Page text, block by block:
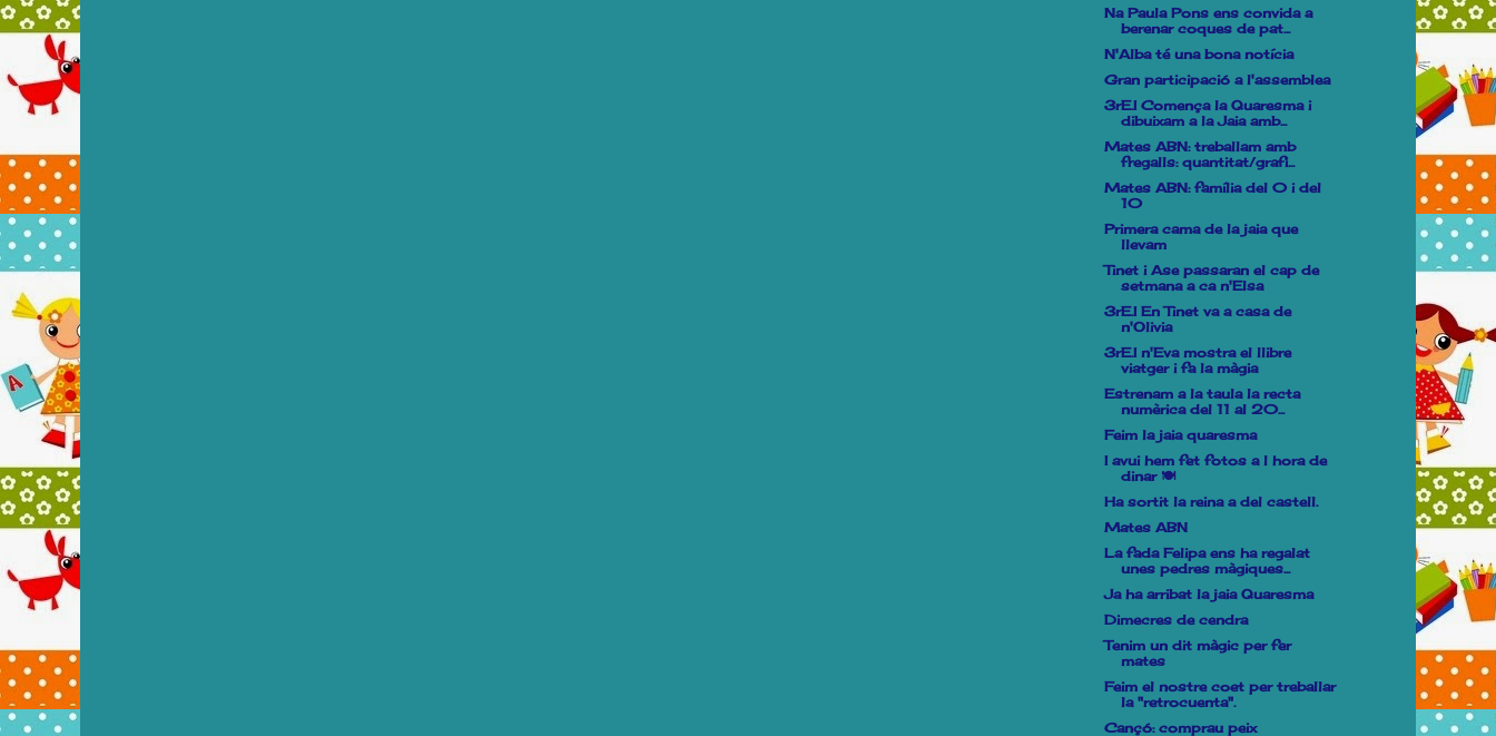
Na Paula Pons ens convida a
berenar coques de pat...
N'Alba té una bona notícia
Gran participació a l'assemblea
3rE.I Comença la Quaresma i
dibuixam a la Jaia amb...
Mates ABN: treballam amb
fregalls: quantitat/grafi...
Mates ABN: família del 0 i del
10
Primera cama de la jaia que
llevam
Tinet i Ase passaran el cap de
setmana a ca n'Elsa
3rE.I En Tinet va a casa de
n'Olivia
3rE.I n'Eva mostra el llibre
viatger i fa la màgia
Estrenam a la taula la recta
numèrica del 11 al 20...
Feim la jaia quaresma
I avui hem fet fotos a l hora de
dinar 🍽
Ha sortit la reina a del castell.
Mates ABN
La fada Felipa ens ha regalat
unes pedres màgiques...
Ja ha arribat la jaia Quaresma
Dimecres de cendra
Tenim un dit màgic per fer
mates
Feim el nostre coet per treballar
la "retrocuenta".
Cançó: comprau peix